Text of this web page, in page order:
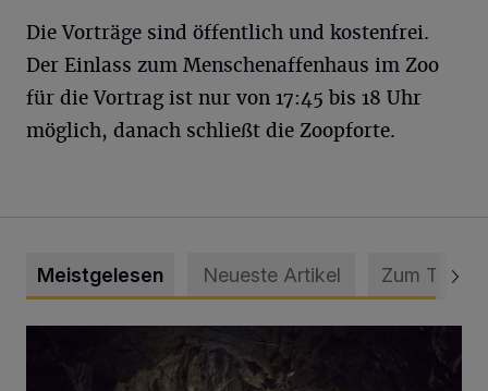
Die Vorträge sind öffentlich und kostenfrei.
Der Einlass zum Menschenaffenhaus im Zoo
für die Vortrag ist nur von 17:45 bis 18 Uhr
möglich, danach schließt die Zoopforte.
Meistgelesen Neueste Artikel Zum Thema